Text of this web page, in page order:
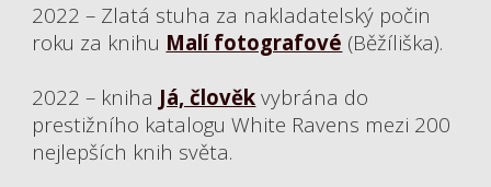
2022 – Zlatá stuha za nakladatelský počin
roku za knihu Malí fotografové (Běžíliška).
2022 – kniha Já, člověk vybrána do
prestižního katalogu White Ravens mezi 200
nejlepších knih světa.